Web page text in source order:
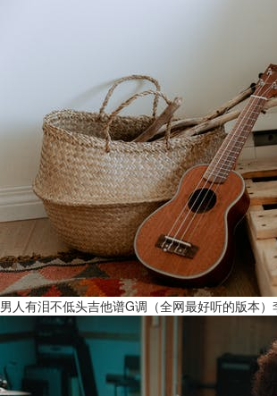
男人有泪不低头吉他谱G调（全网最好听的版本